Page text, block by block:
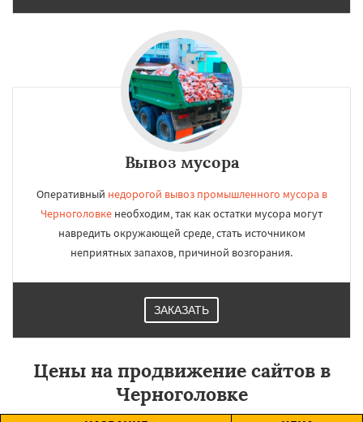
Вывоз мусора
Оперативный недорогой вывоз промышленного мусора в
Черноголовке необходим, так как остатки мусора могут
навредить окружающей среде, стать источником
неприятных запахов, причиной возгорания.
ЗАКАЗАТЬ
Цены на продвижение сайтов в
Черноголовке